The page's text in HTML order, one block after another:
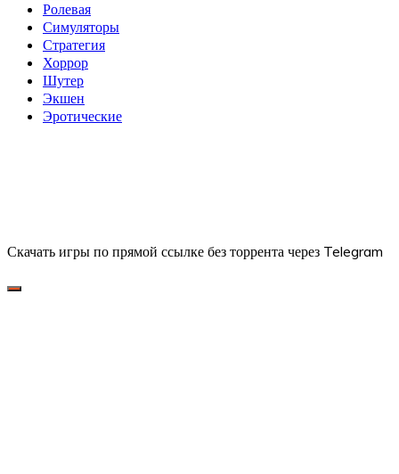
Ролевая
Симуляторы
Стратегия
Хоррор
Шутер
Экшен
Эротические
Скачать игры по прямой ссылке без торрента через Telegram